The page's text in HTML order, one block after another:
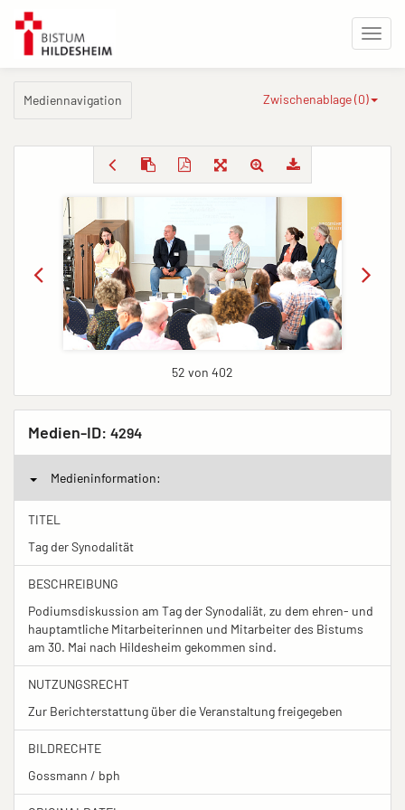
Mediennavigation Zwischenablage (0)
52 von 402
Medien-ID: 4294
Medieninformation:
TITEL
Tag der Synodalität
BESCHREIBUNG
Podiumsdiskussion am Tag der Synodaliät, zu dem ehren- und
hauptamtliche Mitarbeiterinnen und Mitarbeiter des Bistums
am 30. Mai nach Hildesheim gekommen sind.
NUTZUNGSRECHT
Zur Berichterstattung über die Veranstaltung freigegeben
BILDRECHTE
Gossmann / bph